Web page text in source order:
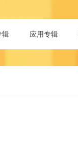
辑 应用专辑